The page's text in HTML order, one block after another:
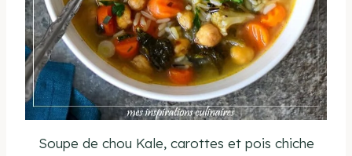
Soupe de chou Kale, carottes et pois chiche